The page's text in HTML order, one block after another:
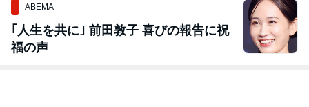
ABEMA
｢人生を共に｣ 前田敦子 喜びの報告に祝
福の声